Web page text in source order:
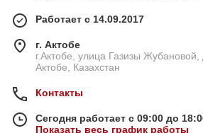
Работает с 14.09.2017
г. Актобе
г.Актобе, улица Газизы
Актобе, Казахстан
Контакты
Сегодня работает с 09:00 до
Показать весь график работы